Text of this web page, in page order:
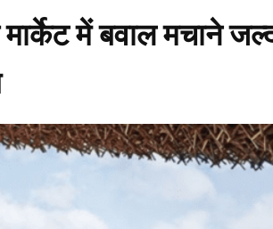
में बवाल मचाने